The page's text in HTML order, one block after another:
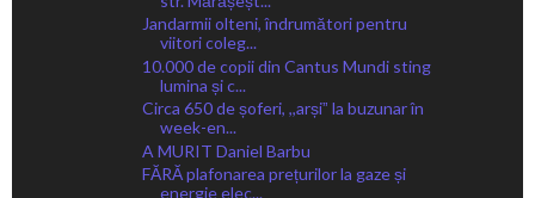
Jandarmii olteni, îndrumători pentru
viitori coleg...
10.000 de copii din Cantus Mundi sting
lumina și c...
Circa 650 de șoferi, ,,arșiˮ la buzunar în
week-en...
A MURIT Daniel Barbu
FĂRĂ plafonarea prețurilor la gaze și
energie elec...